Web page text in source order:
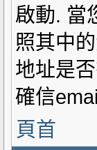
啟動. 當
照其中
地址是
確信
頁首